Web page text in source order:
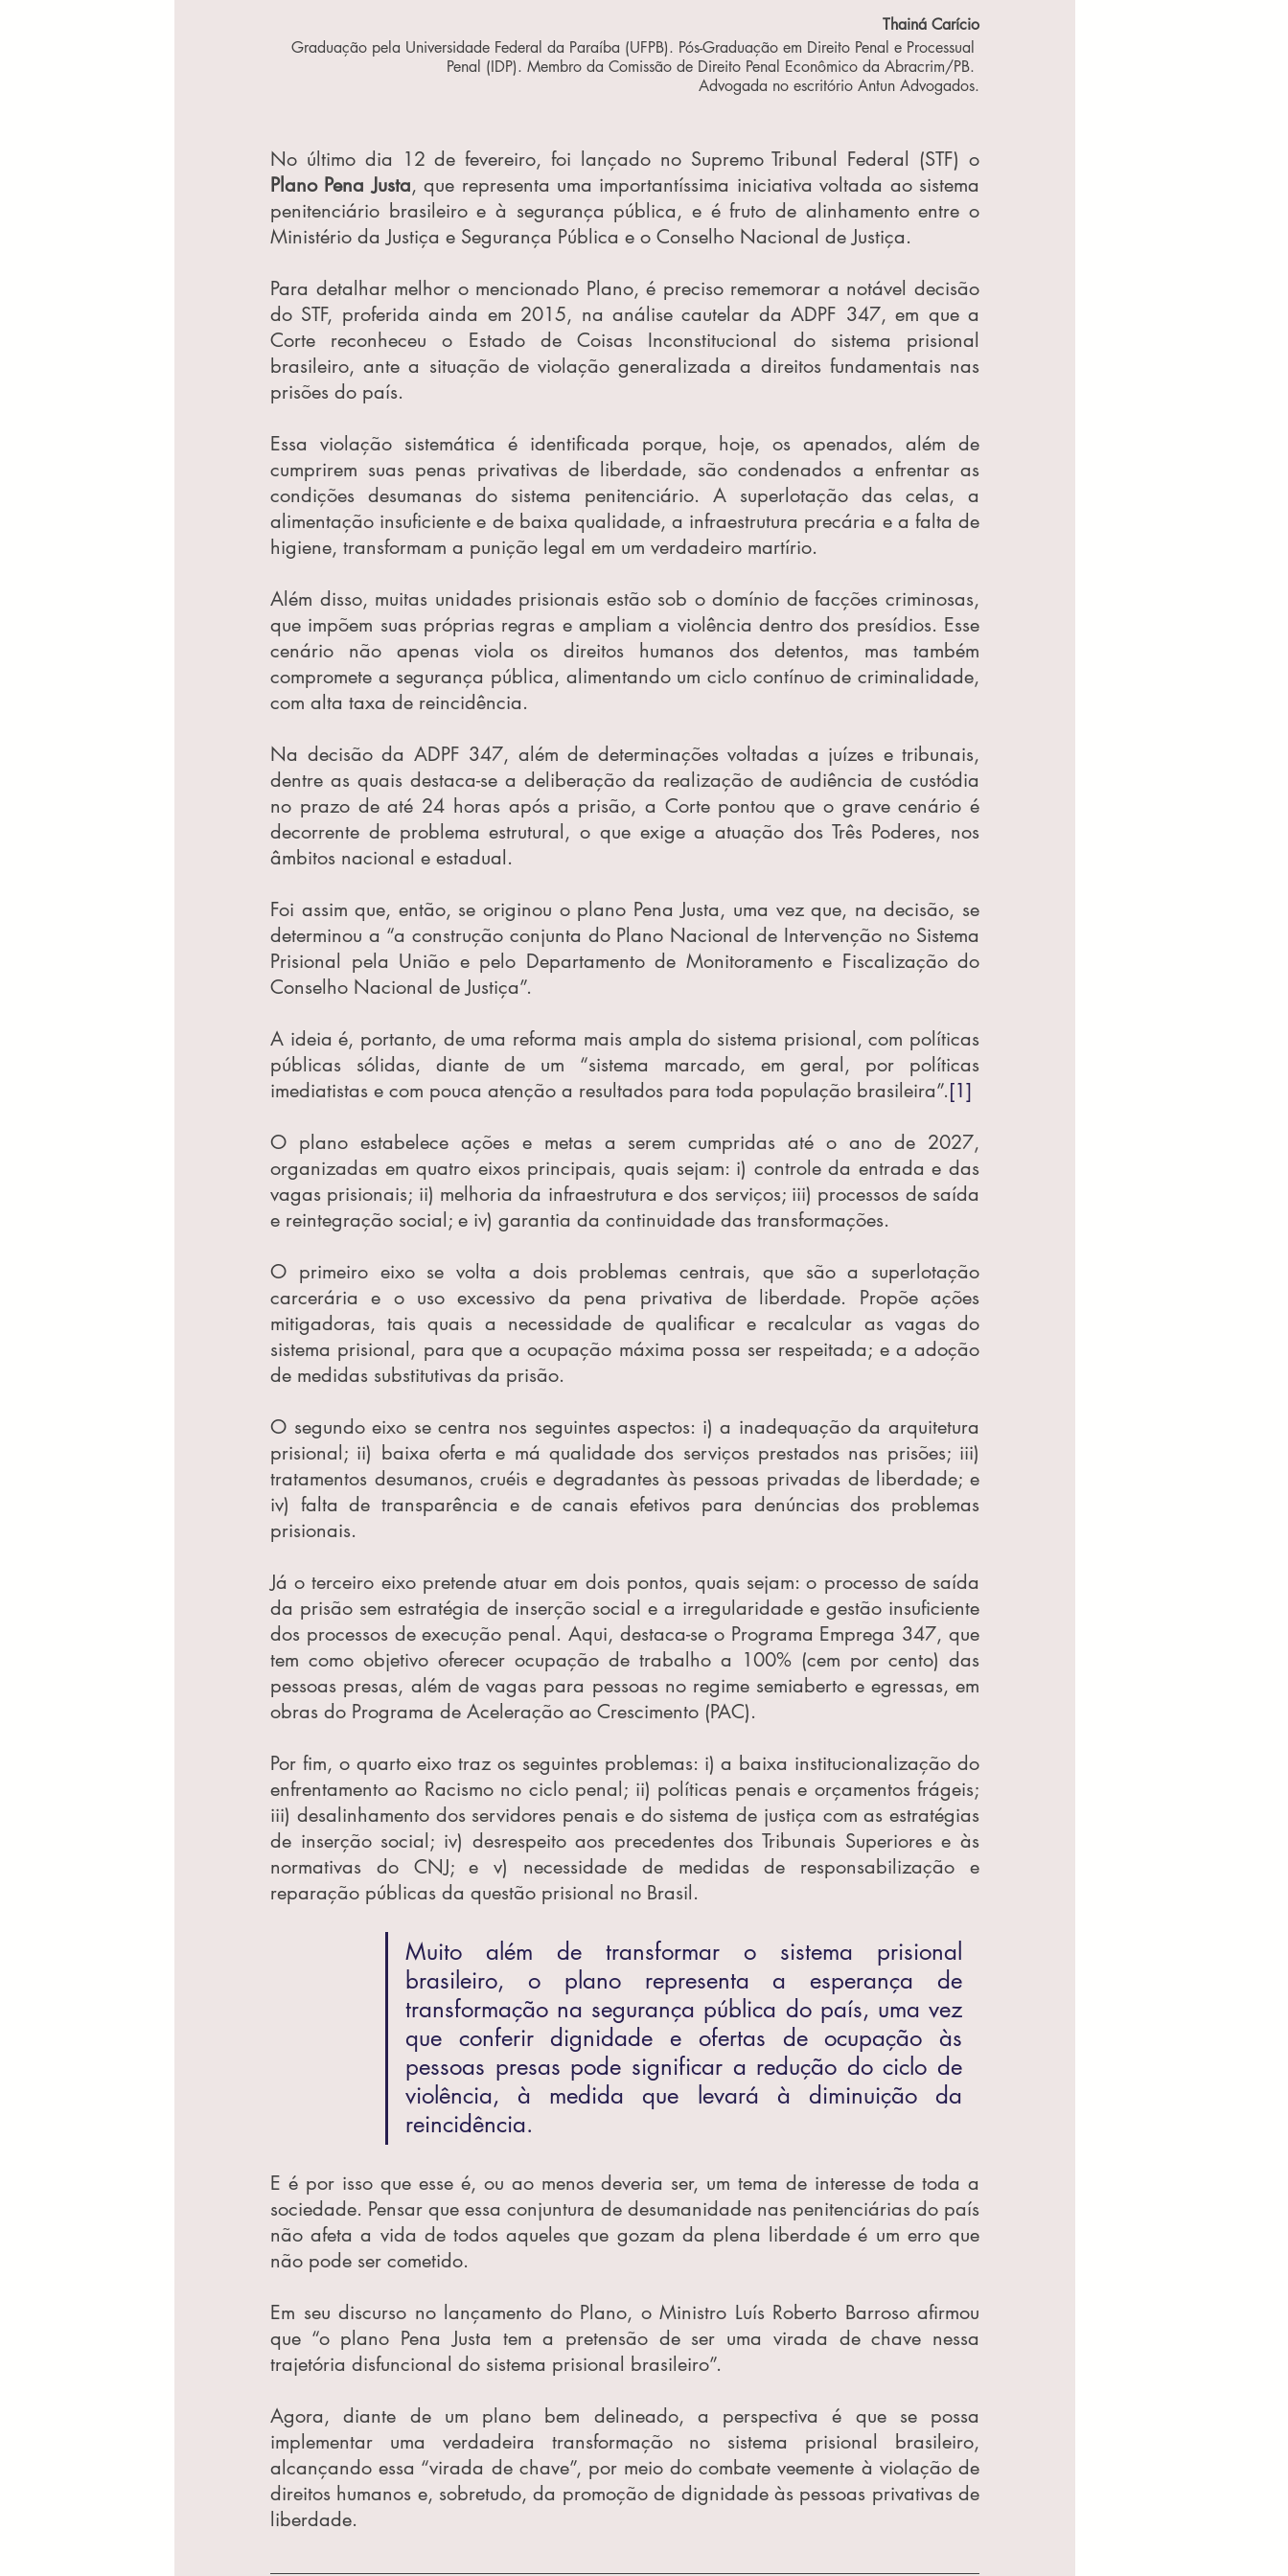
Thainá Carício
Graduação pela Universidade Federal da Paraíba (UFPB). Pós-Graduação em Direito Penal e Processual
Penal (IDP). Membro da Comissão de Direito Penal Econômico da Abracrim/PB.
Advogada no escritório Antun Advogados.
Plano Pena Justa, que representa uma importantíssima iniciativa voltada ao sistema
penitenciário brasileiro e à segurança pública, e é fruto de alinhamento entre o
Ministério da Justiça e Segurança Pública e o Conselho Nacional de Justiça.
Para detalhar melhor o mencionado Plano, é preciso rememorar a notável decisão
do STF, proferida ainda em 2015, na análise cautelar da ADPF 347, em que a
Corte reconheceu o Estado de Coisas Inconstitucional do sistema prisional
brasileiro, ante a situação de violação generalizada a direitos fundamentais nas
prisões do país.
Essa violação sistemática é identificada porque, hoje, os apenados, além de
cumprirem suas penas privativas de liberdade, são condenados a enfrentar as
condições desumanas do sistema penitenciário. A superlotação das celas, a
alimentação insuficiente e de baixa qualidade, a infraestrutura precária e a falta de
higiene, transformam a punição legal em um verdadeiro martírio.
Além disso, muitas unidades prisionais estão sob o domínio de facções criminosas,
que impõem suas próprias regras e ampliam a violência dentro dos presídios. Esse
cenário não apenas viola os direitos humanos dos detentos, mas também
compromete a segurança pública, alimentando um ciclo contínuo de criminalidade,
com alta taxa de reincidência.
Na decisão da ADPF 347, além de determinações voltadas a juízes e tribunais,
dentre as quais destaca-se a deliberação da realização de audiência de custódia
no prazo de até 24 horas após a prisão, a Corte pontou que o grave cenário é
decorrente de problema estrutural, o que exige a atuação dos Três Poderes, nos
âmbitos nacional e estadual.
Foi assim que, então, se originou o plano Pena Justa, uma vez que, na decisão, se
determinou a “a construção conjunta do Plano Nacional de Intervenção no Sistema
Prisional pela União e pelo Departamento de Monitoramento e Fiscalização do
Conselho Nacional de Justiça”.
A ideia é, portanto, de uma reforma mais ampla do sistema prisional, com políticas
públicas sólidas, diante de um “sistema marcado, em geral, por políticas
imediatistas e com pouca atenção a resultados para toda população brasileira”.[1]
O plano estabelece ações e metas a serem cumpridas até o ano de 2027,
organizadas em quatro eixos principais, quais sejam: i) controle da entrada e das
vagas prisionais; ii) melhoria da infraestrutura e dos serviços; iii) processos de saída
e reintegração social; e iv) garantia da continuidade das transformações.
O primeiro eixo se volta a dois problemas centrais, que são a superlotação
carcerária e o uso excessivo da pena privativa de liberdade. Propõe ações
mitigadoras, tais quais a necessidade de qualificar e recalcular as vagas do
sistema prisional, para que a ocupação máxima possa ser respeitada; e a adoção
de medidas substitutivas da prisão.
O segundo eixo se centra nos seguintes aspectos: i) a inadequação da arquitetura
prisional; ii) baixa oferta e má qualidade dos serviços prestados nas prisões; iii)
tratamentos desumanos, cruéis e degradantes às pessoas privadas de liberdade; e
iv) falta de transparência e de canais efetivos para denúncias dos problemas
prisionais.
Já o terceiro eixo pretende atuar em dois pontos, quais sejam: o processo de saída
da prisão sem estratégia de inserção social e a irregularidade e gestão insuficiente
dos processos de execução penal. Aqui, destaca-se o Programa Emprega 347, que
tem como objetivo oferecer ocupação de trabalho a 100% (cem por cento) das
pessoas presas, além de vagas para pessoas no regime semiaberto e egressas, em
obras do Programa de Aceleração ao Crescimento (PAC).
Por fim, o quarto eixo traz os seguintes problemas: i) a baixa institucionalização do
enfrentamento ao Racismo no ciclo penal; ii) políticas penais e orçamentos frágeis;
iii) desalinhamento dos servidores penais e do sistema de justiça com as estratégias
de inserção social; iv) desrespeito aos precedentes dos Tribunais Superiores e às
normativas do CNJ; e v) necessidade de medidas de responsabilização e
reparação públicas da questão prisional no Brasil.
Muito além de transformar o sistema prisional
brasileiro, o plano representa a esperança de
transformação na segurança pública do país, uma vez
que conferir dignidade e ofertas de ocupação às
pessoas presas pode significar a redução do ciclo de
violência, à medida que levará à diminuição da
reincidência.
E é por isso que esse é, ou ao menos deveria ser, um tema de interesse de toda a
sociedade. Pensar que essa conjuntura de desumanidade nas penitenciárias do país
não afeta a vida de todos aqueles que gozam da plena liberdade é um erro que
não pode ser cometido.
Em seu discurso no lançamento do Plano, o Ministro Luís Roberto Barroso afirmou
que “o plano Pena Justa tem a pretensão de ser uma virada de chave nessa
trajetória disfuncional do sistema prisional brasileiro”.
Agora, diante de um plano bem delineado, a perspectiva é que se possa
implementar uma verdadeira transformação no sistema prisional brasileiro,
alcançando essa “virada de chave”, por meio do combate veemente à violação de
direitos humanos e, sobretudo, da promoção de dignidade às pessoas privativas de
liberdade.